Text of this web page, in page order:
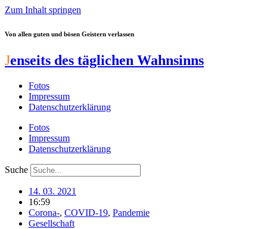
Zum Inhalt springen
Von allen guten und bösen Geistern verlassen
Jenseits des täglichen Wahnsinns
Fotos
Impressum
Datenschutzerklärung
Fotos
Impressum
Datenschutzerklärung
Suche
14. 03. 2021
16:59
Corona-, COVID-19, Pandemie
Gesellschaft